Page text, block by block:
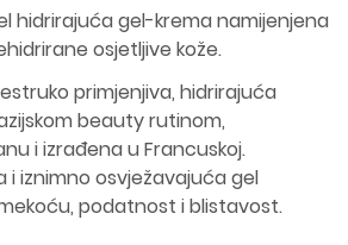
hidrirajuća gel-krema namijenjena
osjetljive kože.
primjenjiva, hidrirajuća
beauty rutinom,
i izrađena u Francuskoj.
i iznimno osvježavajuća gel
podatnost i blistavost.